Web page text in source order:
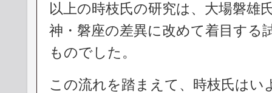
以上の時枝氏の研究は、大場磐雄
神・磐座の差異に改めて着目する
ものでした。
この流れを踏まえて、時枝氏はい